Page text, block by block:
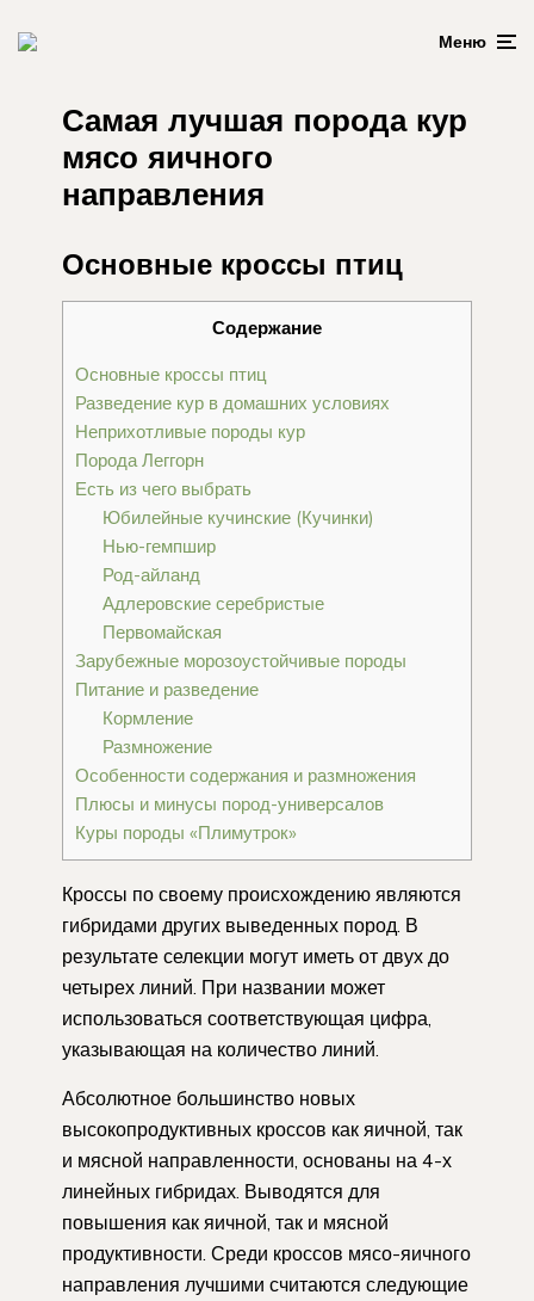
Меню
Самая лучшая порода кур
мясо яичного
направления
Основные кроссы птиц
Содержание
Основные кроссы птиц
Разведение кур в домашних условиях
Неприхотливые породы кур
Порода Леггорн
Есть из чего выбрать
Юбилейные кучинские (Кучинки)
Нью-гемпшир
Род-айланд
Адлеровские серебристые
Первомайская
Зарубежные морозоустойчивые породы
Питание и разведение
Кормление
Размножение
Особенности содержания и размножения
Плюсы и минусы пород-универсалов
Куры породы «Плимутрок»
Кроссы по своему происхождению являются
гибридами других выведенных пород. В
результате селекции могут иметь от двух до
четырех линий. При названии может
использоваться соответствующая цифра,
указывающая на количество линий.
Абсолютное большинство новых
высокопродуктивных кроссов как яичной, так
и мясной направленности, основаны на 4-х
линейных гибридах. Выводятся для
повышения как яичной, так и мясной
продуктивности. Среди кроссов мясо-яичного
направления лучшими считаются следующие